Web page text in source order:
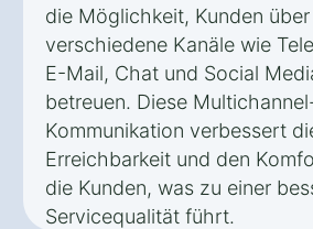
die Möglichkeit, Kunden über
verschiedene Kanäle wie
E-Mail, Chat und Social
betreuen. Diese
Kommunikation verbessert
Erreichbarkeit und den
die Kunden, was zu einer
Servicequalität führt.